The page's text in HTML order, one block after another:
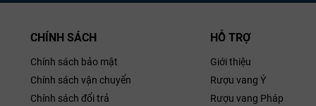
CHÍNH SÁCH
Chính sách bảo mật
Chính sách vận chuyển
Chính sách đổi trả
HỖ TRỢ
Giới thiệu
Rượu vang Ý
Rượu vang Pháp